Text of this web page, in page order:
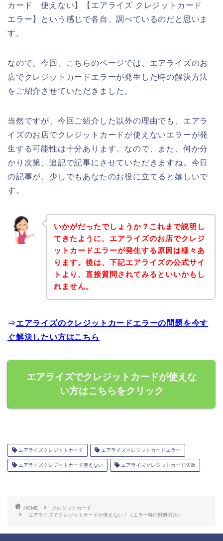
カード 使えない】【エアライズ クレジットカード
エラー】という感じで各自、調べているのだと思いま
す。
なので、今回、こちらのページでは、エアライズのお
店でクレジットカードエラーが発生した時の解決方法
をご紹介させていただきました。
当然ですが、今回ご紹介した以外の理由でも、エアラ
イズのお店でクレジットカードが使えないエラーが発
生する可能性は十分あります。なので、また、何か分
かり次第、追記で記事にさせていただきますね。今日
の記事が、少しでもあなたのお役に立てると嬉しいで
す。
いかがだったでしょうか？これまで説明し
てきたように、エアライズのお店でクレジ
ットカードエラーが発生する原因は様々あ
ります。後は、下記エアライズの公式サイ
トより、直接質問されてみるといいかもし
れません。
⇒エアライズのクレジットカードエラーの問題を今す
ぐ解決したい方はこちら
エアライズでクレジットカードが使えな
い方はこちらをクリック
エアライズクレジットカード エアライズクレジットカードエラー
エアライズクレジットカード使えない エアライズクレジットカード失敗
HOME
クレジットカード
エアライズでクレジットカードが使えない！（エラー時の対処方法）